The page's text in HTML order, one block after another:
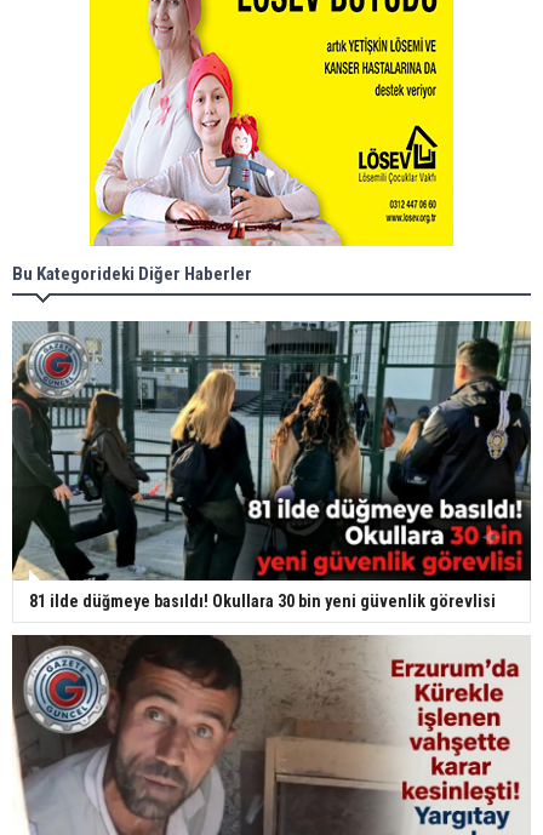
Bu Kategorideki Diğer Haberler
81 ilde düğmeye basıldı! Okullara 30 bin yeni güvenlik görevlisi